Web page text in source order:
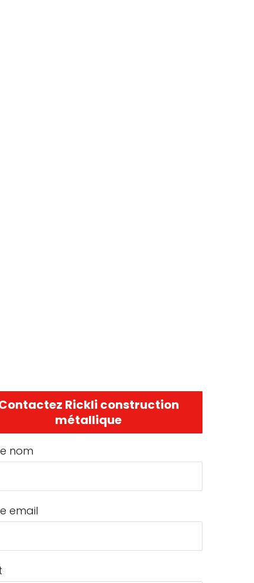
Rickli construction
métallique
nom
email